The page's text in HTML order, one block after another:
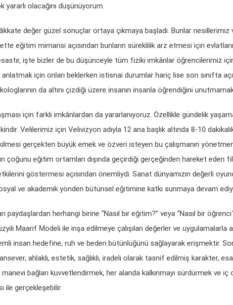
olacağını düşünüyorum.
değer güzel sonuçlar ortaya çıkmaya başladı. Bunlar nesillerimiz
eğitim mimarisi açısından bunların süreklilik arz etmesi için
işte bizler de bu düşünceyle tüm fiziki imkânlar öğrencilerimiz
için onları beklerken istisnai durumlar hariç lise son sınıfta
da altını çizdiği üzere insanın insanla öğrendiğini
için farklı imkânlardan da yararlanıyoruz. Özellikle gündelik
Velilerimiz için Velivizyon adıyla 12 ana başlık altında 8-10
gerçekten büyük emek ve özveri isteyen bu çalışmanın
çoğunu eğitim ortamları dışında geçirdiği gerçeğinden hareket eden
göstermesi açısından önemliydi. Sanat dünyamızın değerli
ve akademik yönden bütünsel eğitimine katkı sunmaya devam
herhangi birine “Nasıl bir eğitim?” veya “Nasıl bir
Maarif Modeli ile inşa edilmeye çalışılan değerler ve uygulamalarla
insan hedefine, ruh ve beden bütünlüğünü sağlayarak erişmektir.
ahlaklı, estetik, sağlıklı, iradeli olarak tasnif edilmiş karakter,
bağları kuvvetlendirmek, her alanda kalkınmayı sürdürmek ve iç
ile gerçekleşebilir.